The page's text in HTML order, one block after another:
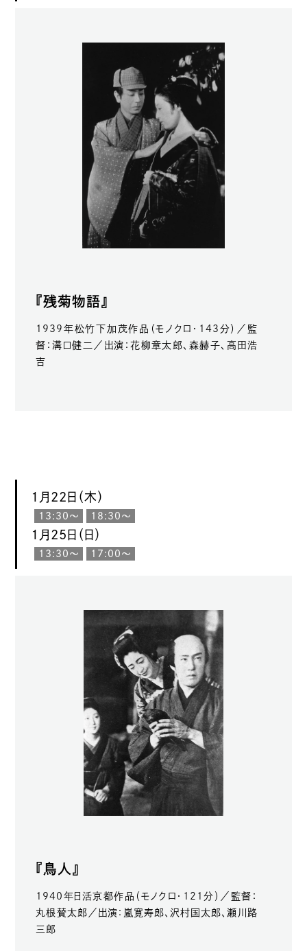
『残菊物語』
1939年松竹下加茂作品（モノクロ・143分）／監
督：溝口健二／出演：花柳章太郎、森赫子、高田浩
吉
1月22日（木）
13:30〜 18:30〜
1月25日（日）
13:30〜 17:00〜
『鳥人』
1940年日活京都作品（モノクロ・121分）／監督：
丸根賛太郎／出演：嵐寛寿郎、沢村国太郎、瀬川路
三郎